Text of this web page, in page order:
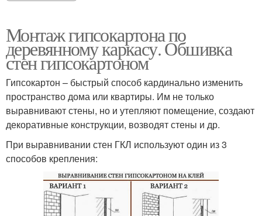
Монтаж гипсокартона по
деревянному каркасу. Обшивка
стен гипсокартоном
Гипсокартон – быстрый способ кардинально изменить
пространство дома или квартиры. Им не только
выравнивают стены, но и утепляют помещение, создают
декоративные конструкции, возводят стены и др.
При выравнивании стен ГКЛ используют один из 3
способов крепления: